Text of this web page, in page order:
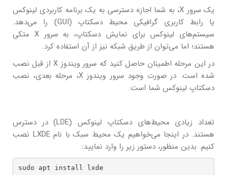
یک سرور X، به شما اجازه دسترسی به یک برنامه کاربردی لینوکس
یا رابط کاربری گرافیکی محیط دسکتاپ (GUI) را می‌دهد.
سیستم‌های لینوکس برای نمایش دسکتاپ، به سرور X متکی
هستند؛ اما می‌توان از طریق شبکه نیز از آن استفاده کرد.
در این مرحله اطمینان حاصل کنید که سرور ویندوز X از قبل نصب
شده است. در صورت وجود سرور ویندوز X، مرحله بعدی، نصب
دسکتاپ لینوکس شما است.
تعداد زیادی محیط‌های دسکتاپ لینوکس (LDE) در دسترس
هستند. در اینجا می‌خواهیم یک محیط سبک با نام LXDE نصب
کنیم. بدین منظور، دستور زیر را وارد نمایید:
sudo apt install lxde